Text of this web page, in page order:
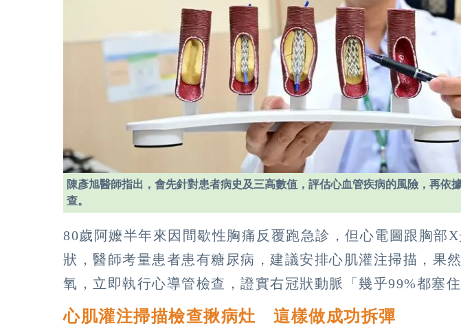
陳彥旭醫師指出，會先針對患者病史及三高數值，評估心血管疾病的風險，再依
查。
80歲阿嬤半年來因間歇性胸痛反覆跑急診，但心電圖跟胸部
狀，醫師考量患者患有糖尿病，建議安排心肌灌注掃描，果
氧，立即執行心導管檢查，證實右冠狀動脈「幾乎99%都塞住
心肌灌注掃描檢查揪病灶 這樣做成功拆彈